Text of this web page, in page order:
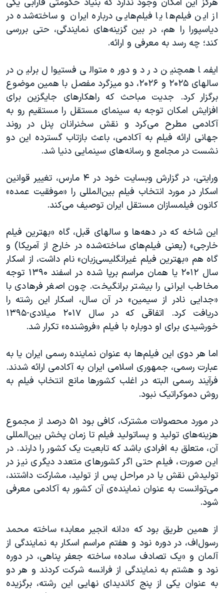
هرگز این امکان وجود ندارد که بنیاد حکومتی فارابی یکی
از این فیلم‌ها یا فیلم‌هایی درباره ایران و ساخته‌شده در
دیاسپورا را هم، در بین گزینه‌های نمایندگی، حتی بررسی
کند؛ چه رسد به معرفی و ارائه.
ایفما همچنین در دو دوره متوالی فستیوال برلین در
سالهای ۲۰۲۵ و ۲۰۲۶، دو میزگرد مفصل با همین موضوع
برگزار کرد. جدیت مباحث که راهکارهای جایگزین برای
افزایش امکان توجه به سینمای مستقل را مستقیم رو به
آکادمی مطرح می‌کرد و نقش سخنرانان پنل در روند
جهانی ارائه فیلم به آکادمی، باعث بازتاب گسترده این دو
نشست در مجامع و رسانه‌های سینمایی دنیا شد.
ورایتی، در گزارش وبسایت خود در ۴ مارس، تغییر قوانین
اسکار در مورد انتخاب فیلم بین‌المللی را «موفقیت عمده»
کانون فیلمسازان مستقل ایران توصیف می‌کند.
این شاخه که در دهه‌ها و سالهای قبل، گاه «بهترین فیلم
خارجی» (یعنی فیلم‌های ساخته‌شده در خارج از آمریکا) و
گاه هم «بهترین فیلم غیرانگلیسی‌زبان» نام داشت، از اسکار
سال ۲۰۱۲ یا همان مراسم برپا شده در اسفند ۱۳۹۰ توجه
مخاطب ایرانی را بیشتر برانگیخت. چون اصغر فرهادی با
«جدایی نادر از سیمین» در آن سال، اسکار این رشته را
دریافت کرد. اتفاقی که در سال ۲۰۱۷ میلادی-۱۳۹۵
خورشیدی برای او دوباره با فیلم «فروشنده» تکرار شد.
اما هر دوی این فیلم‌ها به عنوان نماینده رسمی ایران یا به
عبارت رسمی، جمهوری اسلامی ایران به آکادمی ارائه شدند.
فرآیند رسمی البته در اغلب کشورها مانع انتخاب فیلم به
روش دموکراتیک نبود.
در مورد محصولات مشترک، کافی بود ۵۱ درصد از مجموع
هزینه‌های تولید و پساتولید فیلم تا زمان پخش بین‌المللی
آن، متعلق به افرادی باشد که تابعیت یک کشور را دارند. در
این صورت، فیلم حتی اگر کشورهای متعدد دیگری نیز در
تولیدش نقش یا در مراحل پس از تولید، مشارکت داشتند،
می‌توانست به عنوان نماینده‌ی آن کشور به آکادمی معرفی
شود.
از همین طریق بود که «دانه انجیر معابد» ساخته محمد
رسول‌اف، در دوره نود و هفتم مراسم اسکار به نمایندگی از
آلمان و «یک تصادف ساده» ساخته جعفر پناهی، در دوره
نود و هشتم به نمایندگی از فرانسه شرکت کردند و هر دو
به عنوان یکی از پنج کاندیدای نهایی این رشته، برگزیده